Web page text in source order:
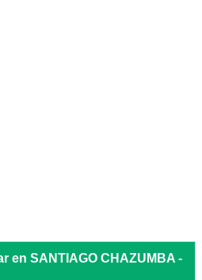
en SANTIAGO CHAZUMBA -